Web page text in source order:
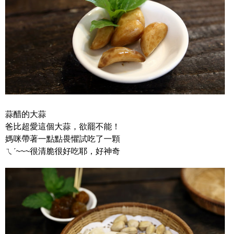
蒜醋的大蒜
爸比超愛這個大蒜，欲罷不能！
媽咪帶著一點點畏懼試吃了一顆
ㄟˊ~~~很清脆很好吃耶，好神奇